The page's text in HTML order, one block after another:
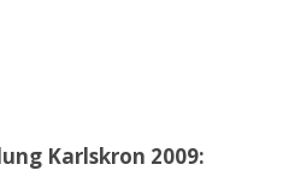
Karlskron 2009: